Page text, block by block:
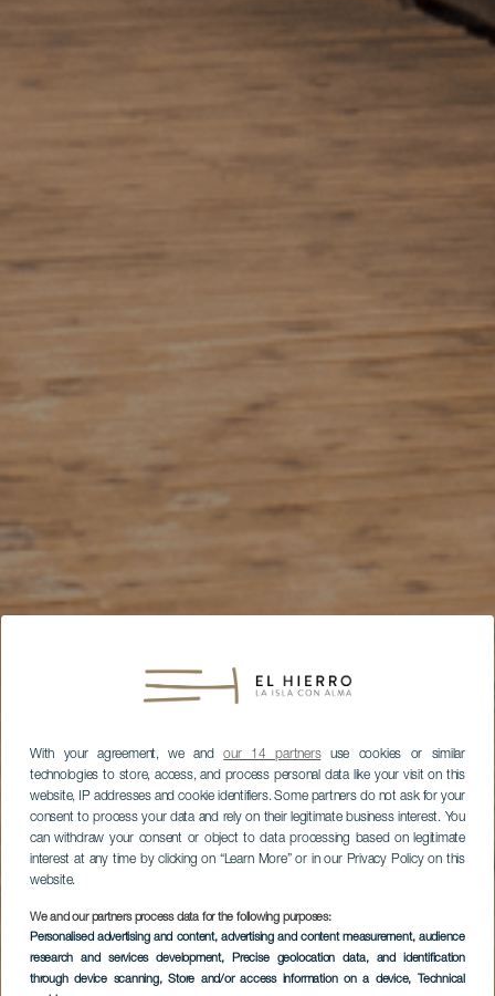
With your agreement, we andour 14 partnersuse cookies or similar
technologies to store, access, and process personal data like your visit on this
website, IP addresses and cookie identifiers. Some partners do not ask for your
consent to process your data and rely on their legitimate business interest. You
can withdraw your consent or object to data processing based on legitimate
interest at any time by clicking on “Learn More” or in our Privacy Policy on this
website.
We and our partners process data for the following purposes:
Personalised advertising and content, advertising and content measurement, audience
research and services development, Precise geolocation data, and identification
through device scanning, Store and/or access information on a device, Technical